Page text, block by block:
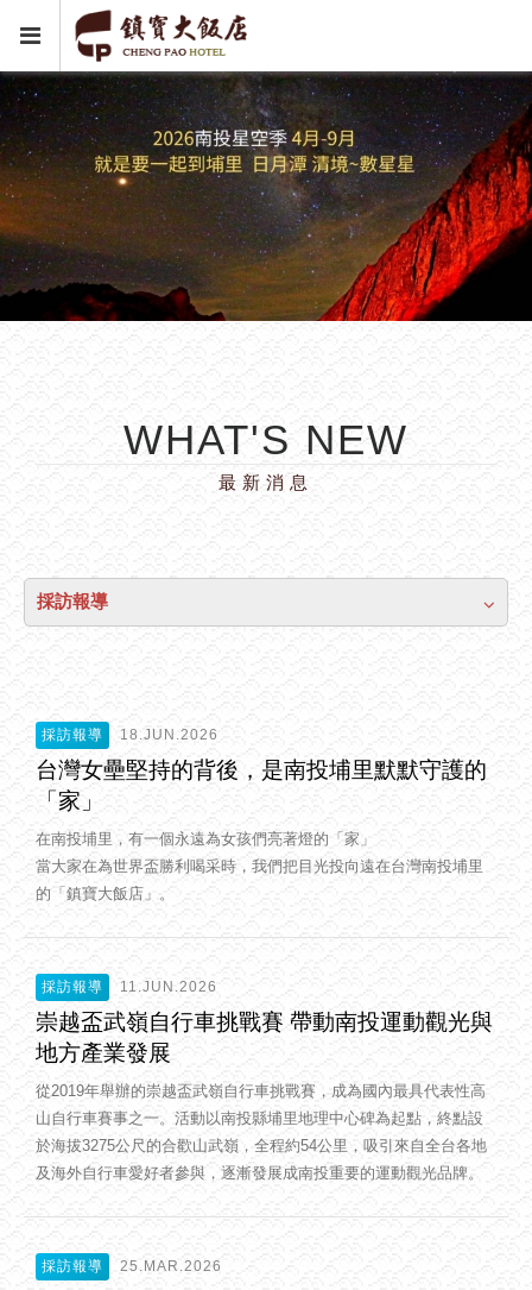
WHAT'S NEW
最新消息
採訪報導
採訪報導 18.JUN.2026
台灣女壘堅持的背後，是南投埔里默默守護的
「家」
在南投埔里，有一個永遠為女孩們亮著燈的「家」
當大家在為世界盃勝利喝采時，我們把目光投向遠在台灣南投埔里
的「鎮寶大飯店」。
採訪報導 11.JUN.2026
崇越盃武嶺自行車挑戰賽 帶動南投運動觀光與
地方產業發展
從2019年舉辦的崇越盃武嶺自行車挑戰賽，成為國內最具代表性高
山自行車賽事之一。活動以南投縣埔里地理中心碑為起點，終點設
於海拔3275公尺的合歡山武嶺，全程約54公里，吸引來自全台各地
及海外自行車愛好者參與，逐漸發展成南投重要的運動觀光品牌。
採訪報導 25.MAR.2026